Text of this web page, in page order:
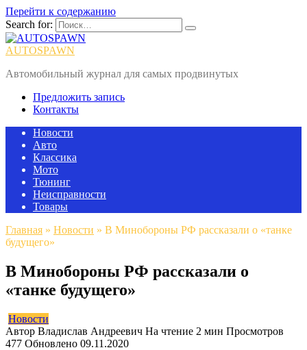
Перейти к содержанию
Search for:
AUTOSPAWN
Автомобильный журнал для самых продвинутых
Предложить запись
Контакты
Новости
Авто
Классика
Мото
Тюнинг
Неисправности
Товары
Главная » Новости » В Минобороны РФ рассказали о «танке
будущего»
В Минобороны РФ рассказали о
«танке будущего»
Новости
Автор Владислав Андреевич На чтение 2 мин Просмотров
477 Обновлено 09.11.2020